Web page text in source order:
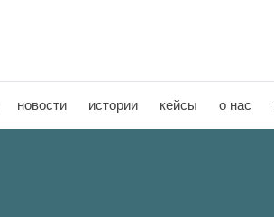
новости истории кейсы о нас